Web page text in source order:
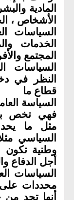
المادية
الأشخاص ،
السياسات
الخدمات
المجتمع
السياسات
النظر في
قطاع ما
السياسة
فهي تخص
مثل ما
السياسي
وطنية تكون
أجل الدفاع
السياسات
محددات على
أنها تحد